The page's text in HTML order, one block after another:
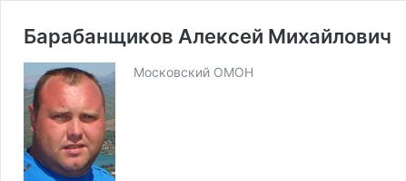
Барабанщиков Алексей Михайлович
Московский ОМОН